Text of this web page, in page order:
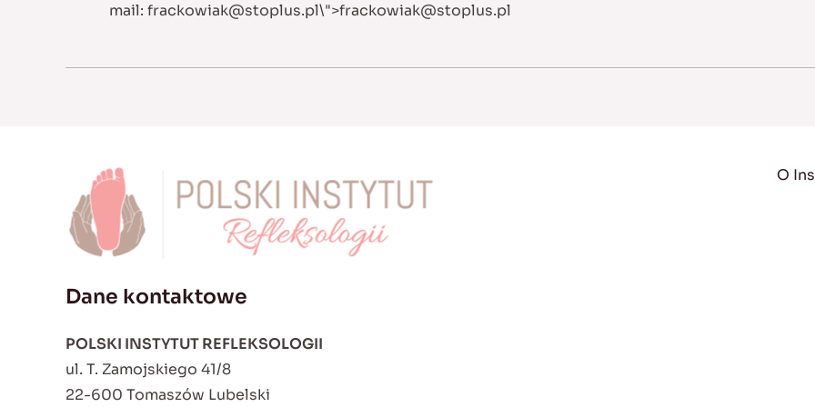
mail: frackowiak@stoplus.pl\">frackowiak@stoplus.pl
Dane kontaktowe
POLSKI INSTYTUT REFLEKSOLOGII
ul. T. Zamojskiego 41/8
22-600 Tomaszów Lubelski
O